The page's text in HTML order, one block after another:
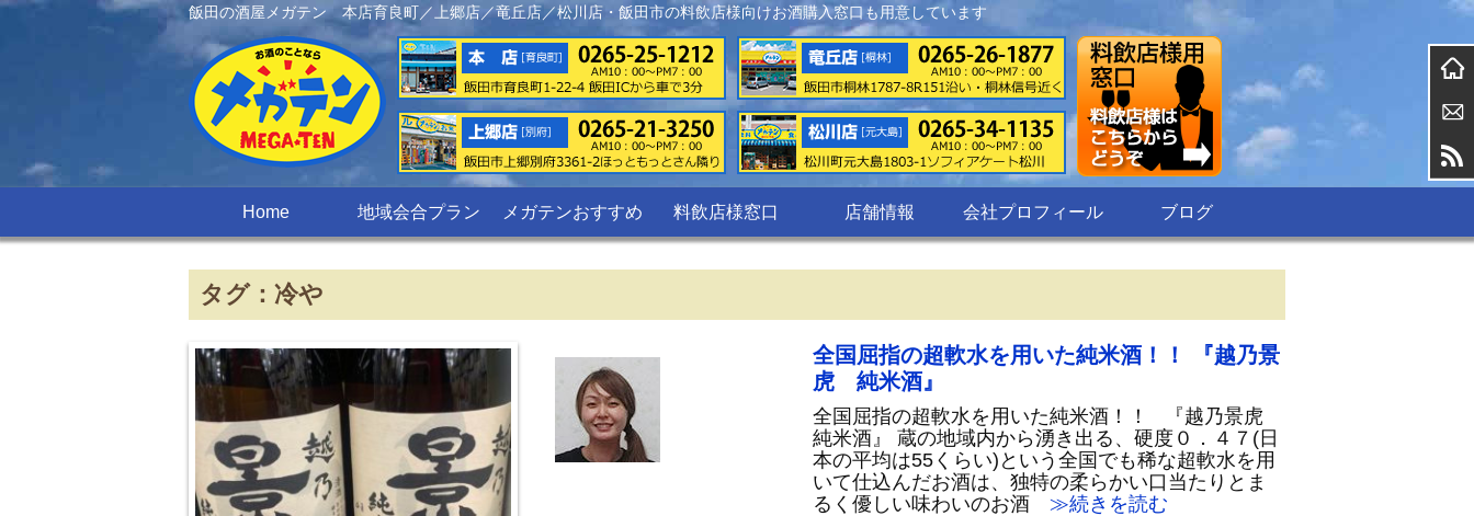
飯田の酒屋メガテン 本店育良町／上郷店／竜丘店／松川店・飯田市の料飲店様向けお酒購入窓口も用意しています
Home 地域会合プラン メガテンおすすめ 料飲店様窓口 店舗情報 会社プロフィール ブログ
タグ：冷や
全国屈指の超軟水を用いた純米酒！！ 『越乃景
虎 純米酒』
全国屈指の超軟水を用いた純米酒！！ 『越乃景虎
純米酒』 蔵の地域内から湧き出る、硬度０．４７(日
本の平均は55くらい)という全国でも稀な超軟水を用
いて仕込んだお酒は、独特の柔らかい口当たりとま
るく優しい味わいのお酒 ≫続きを読む